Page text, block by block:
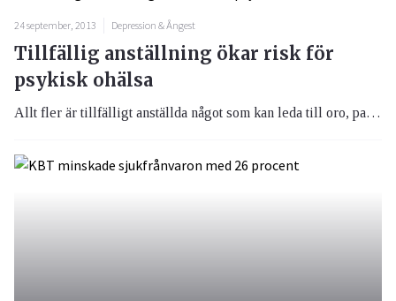
24 september, 2013 Depression & Ångest
Tillfällig anställning ökar risk för
psykisk ohälsa
Allt fler är tillfälligt anställda något som kan leda till oro, panik och ångest.